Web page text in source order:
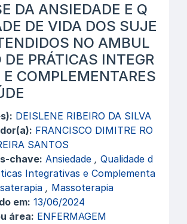
DA ANSIEDADE E Q
DE VIDA DOS SUJE
NO AMBUL
DE PRÁTICAS INTEGR
COMPLEMENTARES
DEISLENE RIBEIRO DA SILVA
FRANCISCO DIMITRE RO
SANTOS
chave: Ansiedade , Qualidade d
Integrativas e Complementa
, Massoterapia
em: 13/06/2024
área: ENFERMAGEM